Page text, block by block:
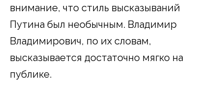
внимание, что стиль высказываний
Путина был необычным. Владимир
Владимирович, по их словам,
высказывается достаточно мягко на
публике.